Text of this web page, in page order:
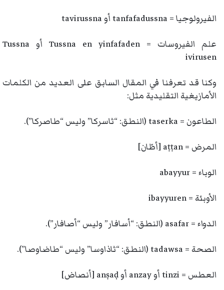
الفيرولوجيا = tanfafadussna أو tavirussna
علم الفيروسات = Tussna en yinfafaden أو Tussna
ivirusen
وكنا قد تعرفنا في المقال السابق على العديد من الكلمات
الأمازيغية التقليدية مثل:
الطاعون = taserka (النطق: “ثاسركا” وليس “طاصركا”).
المرض = aṭṭan [أطّان]
الوباء = abayyur
الأوبئة = ibayyuren
الدواء = asafar (النطق: “أسافار” وليس “أصافار”).
الصحة = tadawsa (النطق: “ثاذاوسا” وليس “طاضاوصا”).
العطس = tinzi أو anzay أو anṣaḍ [أنصاض]